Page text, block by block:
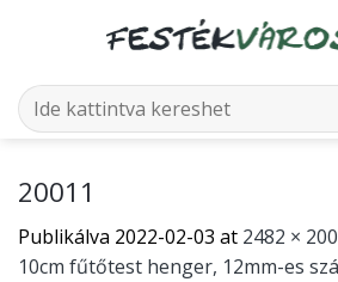
Keresés
a
20011
Publikálva 2022-02-03 at 2482 ×
10cm fűtőtest henger, 12mm-es